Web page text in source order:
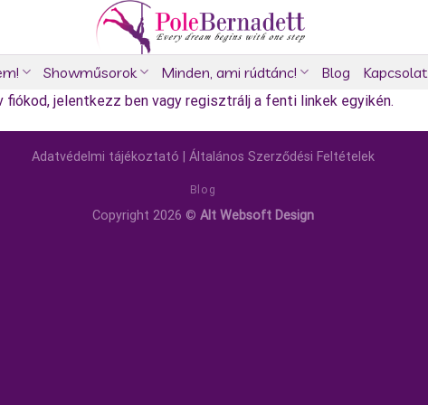
Showműsorok Minden, ami rúdtánc! Blog Kapcsolat
fiókod, jelentkezz ben vagy regisztrálj a fenti linkek egyikén.
Adatvédelmi tájékoztató Általános Szerződési Feltételek
Blog
Copyright 2026 © Alt Websoft Design